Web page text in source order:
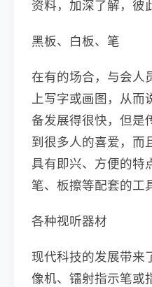
资料，加深了解，彼
黑板、白板、笔
在有的场合，与会人
上写字或画图，从而
备发展得很快，但是
到很多人的喜爱，而
具有即兴、方便的特
笔、板擦等配套的工
各种视听器材
现代科技的发展带来
像机、镭射指示笔或